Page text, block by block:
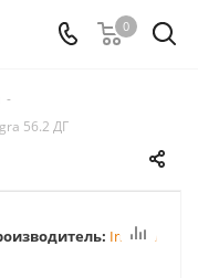
0
-
56.2 ДГ
Integra